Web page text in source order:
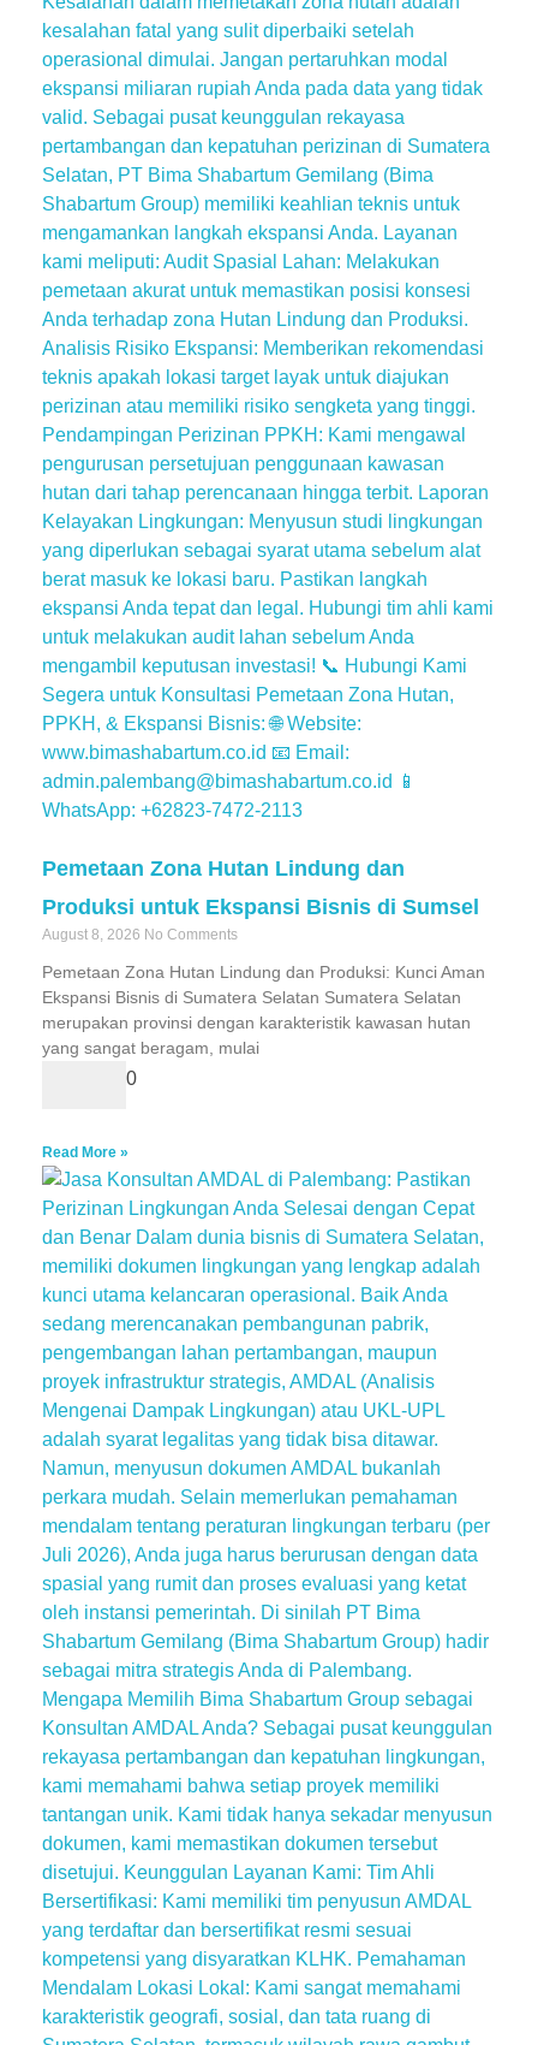
Pemetaan Zona Hutan Lindung dan
Produksi untuk Ekspansi Bisnis di Sumsel
August 8, 2026 No Comments
Pemetaan Zona Hutan Lindung dan Produksi: Kunci Aman
Ekspansi Bisnis di Sumatera Selatan Sumatera Selatan
merupakan provinsi dengan karakteristik kawasan hutan
yang sangat beragam, mulai
0
Read More »